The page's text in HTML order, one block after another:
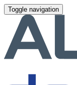
Toggle navigation